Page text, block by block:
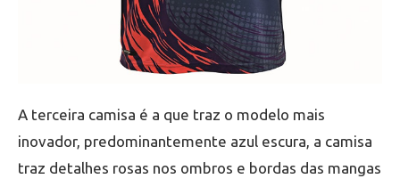
A terceira camisa é a que traz o modelo mais
inovador, predominantemente azul escura, a camisa
traz detalhes rosas nos ombros e bordas das mangas